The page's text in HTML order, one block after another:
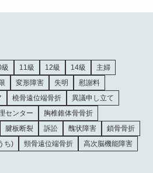
級 11級 12級 14級
主婦
変形障害 失明
慰謝料
橈骨遠位端骨折
異議申し立て
センター
胸椎錐体骨骨折
腱板断裂 訴訟 醜状障害
鎖骨骨折
ち) 頸骨遠位端骨折 高次脳機能障害